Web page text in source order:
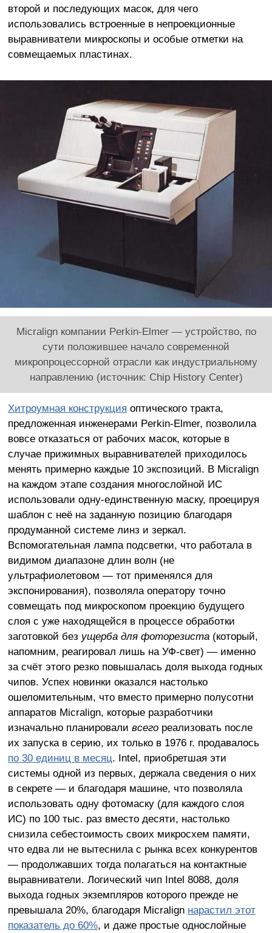
второй и последующих масок, для чего
использовались встроенные в непроекционные
выравниватели микроскопы и особые отметки на
совмещаемых пластинах.
Micralign компании Perkin-Elmer — устройство, по
сути положившее начало современной
микропроцессорной отрасли как индустриальному
направлению (источник: Chip History Center)
Хитроумная конструкция оптического тракта,
предложенная инженерами Perkin-Elmer, позволила
вовсе отказаться от рабочих масок, которые в
случае прижимных выравнивателей приходилось
менять примерно каждые 10 экспозиций. В Micralign
на каждом этапе создания многослойной ИС
использовали одну-единственную маску, проецируя
шаблон с неё на заданную позицию благодаря
продуманной системе линз и зеркал.
Вспомогательная лампа подсветки, что работала в
видимом диапазоне длин волн (не
ультрафиолетовом — тот применялся для
экспонирования), позволяла оператору точно
совмещать под микроскопом проекцию будущего
слоя с уже находящейся в процессе обработки
заготовкой без ущерба для фоторезиста(который,
напомним, реагировал лишь на УФ-свет) — именно
за счёт этого резко повышалась доля выхода годных
чипов. Успех новинки оказался настолько
ошеломительным, что вместо примерно полусотни
аппаратов Micralign, которые разработчики
изначально планировали всего реализовать после
их запуска в серию, их только в 1976 г. продавалось
по 30 единиц в месяц. Intel, приобретшая эти
системы одной из первых, держала сведения о них
в секрете — и благодаря машине, что позволяла
использовать одну фотомаску (для каждого слоя
ИС) по 100 тыс. раз вместо десяти, настолько
снизила себестоимость своих микросхем памяти,
что едва ли не вытеснила с рынка всех конкурентов
— продолжавших тогда полагаться на контактные
выравниватели. Логический чип Intel 8088, доля
выхода годных экземпляров которого прежде не
превышала 20%, благодаря Micralign нарастил этот
показатель до 60%, и даже простые однослойные